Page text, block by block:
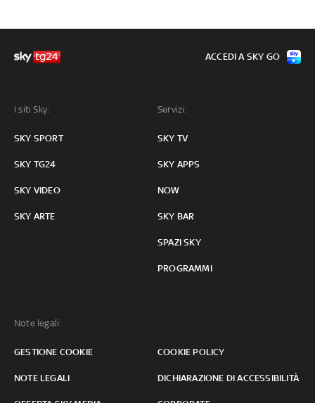
I siti Sky:
SKY SPORT
SKY TG24
SKY VIDEO
SKY ARTE
Servizi:
SKY TV
SKY APPS
NOW
SKY BAR
SPAZI SKY
PROGRAMMI
Note legali:
GESTIONE COOKIE COOKIE POLICY
NOTE LEGALI DICHIARAZIONE DI ACCESSIBILITÀ
ACCEDI A SKY GO